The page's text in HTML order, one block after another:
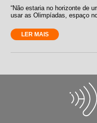
“Não estaria no horizonte de
usar as Olimpíadas, espaço
LER MAIS